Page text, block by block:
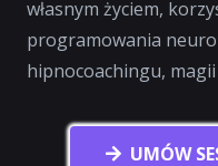
własnym życiem,
programowania
hipnocoachingu,
UMÓW